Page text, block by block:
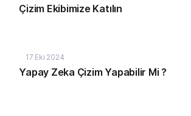
Çizim Ekibimize Katılın
17 Eki 2024
Yapay Zeka Çizim Yapabilir Mi ?